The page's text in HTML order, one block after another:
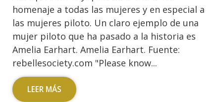
homenaje a todas las mujeres y en especial a
las mujeres piloto. Un claro ejemplo de una
mujer piloto que ha pasado a la historia es
Amelia Earhart. Amelia Earhart. Fuente:
rebellesociety.com "Please know...
LEER MÁS